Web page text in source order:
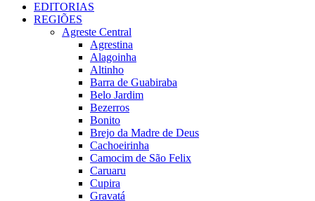
EDITORIAS
REGIÕES
Agreste Central
Agrestina
Alagoinha
Altinho
Barra de Guabiraba
Belo Jardim
Bezerros
Bonito
Brejo da Madre de Deus
Cachoeirinha
Camocim de São Felix
Caruaru
Cupira
Gravatá